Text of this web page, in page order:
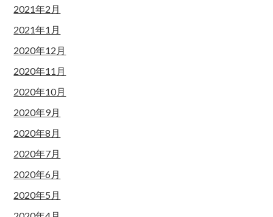
2021年2月
2021年1月
2020年12月
2020年11月
2020年10月
2020年9月
2020年8月
2020年7月
2020年6月
2020年5月